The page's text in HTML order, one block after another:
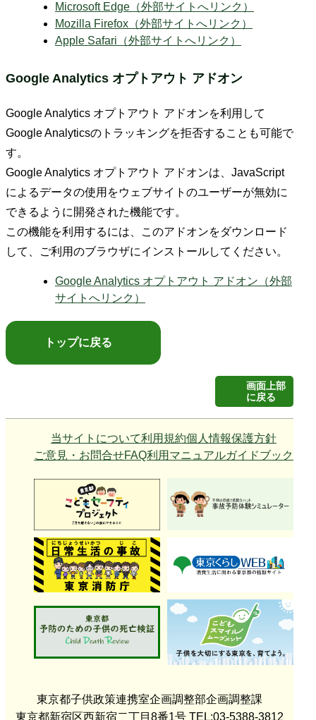
Microsoft Edge（外部サイトへリンク）
Mozilla Firefox（外部サイトへリンク）
Apple Safari（外部サイトへリンク）
Google Analytics オプトアウト アドオン
Google Analytics オプトアウト アドオンを利用して
Google Analyticsのトラッキングを拒否することも可能で
す。
Google Analytics オプトアウト アドオンは、JavaScript
によるデータの使用をウェブサイトのユーザーが無効に
できるように開発された機能です。
この機能を利用するには、このアドオンをダウンロード
して、ご利用のブラウザにインストールしてください。
Google Analytics オプトアウト アドオン（外部
サイトへリンク）
トップに戻る
画面上部
に戻る
当サイトについて利用規約個人情報保護方針
ご意見・お問合せFAQ利用マニュアルガイドブック
東京都子供政策連携室企画調整部企画調整課
東京都新宿区西新宿二丁目8番1号 TEL:03-5388-3812